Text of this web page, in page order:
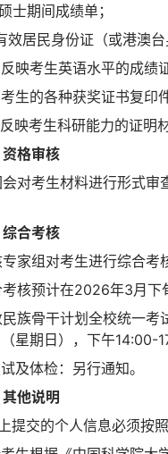
士期间成绩单；
效居民身份证（或港澳台
映考生英语水平的成绩
生的各种获奖证书复印件
映考生科研能力的证明材
格审核
对考生材料进行形式
合考核
家组对考生进行综合考
核预计在2026年3月下
民族骨干计划全校统一
星期日），下午14:00-
及体检：另行通知。
他说明
提交的个人信息必须按